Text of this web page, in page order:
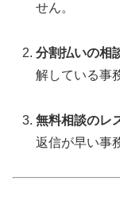
せん。
分割払いの相
解している事
無料相談のレ
返信が早い事